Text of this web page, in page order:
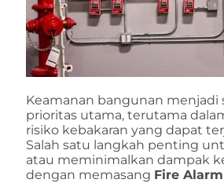
Keamanan bangunan menjadi
prioritas utama, terutama
risiko kebakaran yang dapat
Salah satu langkah penting
atau meminimalkan dampak
dengan memasang Fire